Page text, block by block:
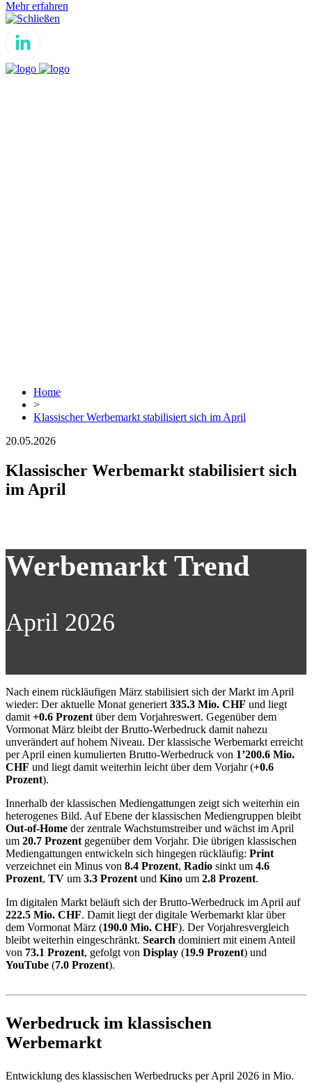
Mehr erfahren
Schließen
Home
>
Klassischer Werbemarkt stabilisiert sich im April
20.05.2026
Klassischer Werbemarkt stabilisiert sich
im April
Werbemarkt Trend
April 2026
Nach einem rückläufigen März stabilisiert sich der Markt im April
wieder: Der aktuelle Monat generiert 335.3 Mio. CHF und liegt
damit +0.6 Prozent über dem Vorjahreswert. Gegenüber dem
Vormonat März bleibt der Brutto-Werbedruck damit nahezu
unverändert auf hohem Niveau. Der klassische Werbemarkt erreicht
per April einen kumulierten Brutto-Werbedruck von 1’200.6 Mio.
CHF und liegt damit weiterhin leicht über dem Vorjahr (+0.6
Prozent).
Innerhalb der klassischen Mediengattungen zeigt sich weiterhin ein
heterogenes Bild. Auf Ebene der klassischen Mediengruppen bleibt
Out-of-Home der zentrale Wachstumstreiber und wächst im April
um 20.7 Prozent gegenüber dem Vorjahr. Die übrigen klassischen
Mediengattungen entwickeln sich hingegen rückläufig: Print
verzeichnet ein Minus von 8.4 Prozent, Radio sinkt um 4.6
Prozent, TV um 3.3 Prozent und Kino um 2.8 Prozent.
Im digitalen Markt beläuft sich der Brutto-Werbedruck im April auf
222.5 Mio. CHF. Damit liegt der digitale Werbemarkt klar über
dem Vormonat März (190.0 Mio. CHF). Der Vorjahresvergleich
bleibt weiterhin eingeschränkt. Search dominiert mit einem Anteil
von 73.1 Prozent, gefolgt von Display (19.9 Prozent) und
YouTube (7.0 Prozent).
Werbedruck im klassischen
Werbemarkt
Entwicklung des klassischen Werbedrucks per April 2026 in Mio.